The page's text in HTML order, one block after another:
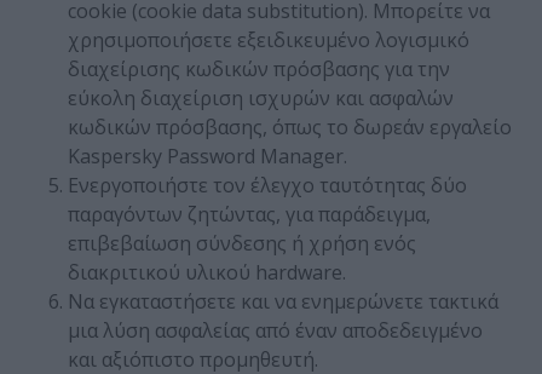
cookie (cookie data substitution). Μπορείτε να
χρησιμοποιήσετε εξειδικευμένο λογισμικό
διαχείρισης κωδικών πρόσβασης για την
εύκολη διαχείριση ισχυρών και ασφαλών
κωδικών πρόσβασης, όπως το δωρεάν εργαλείο
Kaspersky Password Manager.
Ενεργοποιήστε τον έλεγχο ταυτότητας δύο
παραγόντων ζητώντας, για παράδειγμα,
επιβεβαίωση σύνδεσης ή χρήση ενός
διακριτικού υλικού hardware.
Να εγκαταστήσετε και να ενημερώνετε τακτικά
μια λύση ασφαλείας από έναν αποδεδειγμένο
και αξιόπιστο προμηθευτή.